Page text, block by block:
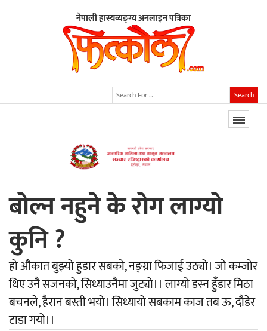
नेपाली हास्यव्यङ्ग्य अनलाइन पत्रिका
Search
बोल्न नहुने के रोग लाग्यो
कुनि ?
हो औकात बुझ्यो हुडार सबको, नङ्ग्रा फिजाई उठ्यो। जो कम्जोर
थिए उनै सजनको, सिध्याउनैमा जुट्यो।। लाग्यो डस्न हुँडार मिठा
बचनले, हैरान बस्ती भयो। सिध्यायो सबकाम काज तब ऊ, दौडेर
टाडा गयो।।